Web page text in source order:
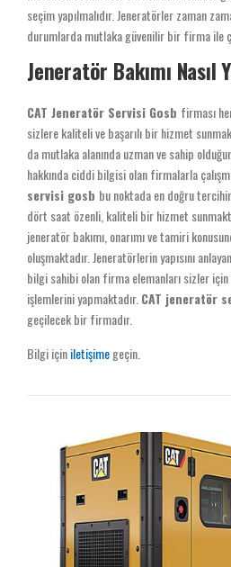
seçim yapılmalıdır. Jeneratörler zaman
durumlarda mutlaka güvenilir bir firma ile
Jeneratör Bakımı Nasıl
CAT Jeneratör Servisi Gosb firması
sizlere kaliteli ve başarılı bir hizmet
da mutlaka alanında uzman ve sahip
hakkında ciddi bilgisi olan firmalarla
servisi gosb bu noktada en doğru
dört saat özenli, kaliteli bir hizmet
jeneratör bakımı, onarımı ve tamiri
oluşmaktadır. Jeneratörlerin yapısını
bilgi sahibi olan firma elemanları sizler
işlemlerini yapmaktadır.CAT jeneratör
geçilecek bir firmadır.
Bilgi içiniletişimegeçin.